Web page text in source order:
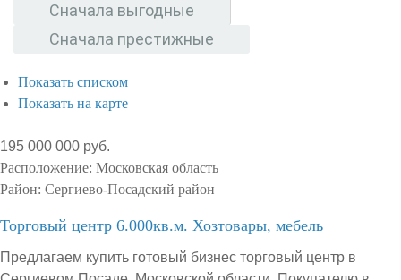
Сначала выгодные
Сначала престижные
Показать списком
Показать на карте
195 000 000 руб.
Расположение: Московская область
Район: Сергиево-Посадский район
Торговый центр 6.000кв.м. Хозтовары, мебель
Предлагаем купить готовый бизнес торговый центр в